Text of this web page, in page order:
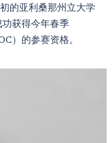
的亚利桑那州立大学
获得今年春季
）的参赛资格。